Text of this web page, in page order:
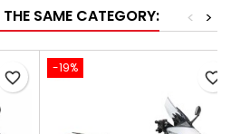
SAME CATEGORY: >
<
favorite_border
-19%
favorite_border